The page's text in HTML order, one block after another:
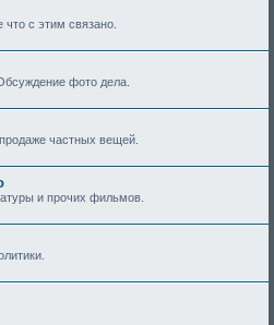
что с этим связано.
фото дела.
частных вещей.
и прочих фильмов.